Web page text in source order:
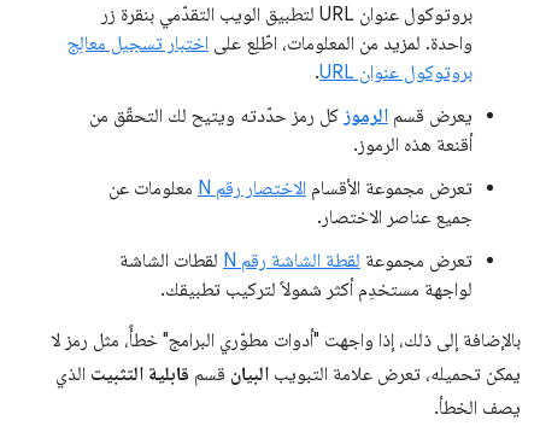
بروتوكول عنوان URL لتطبيق الويب التقدّمي بنقرة زر
واحدة. لمزيد من المعلومات، اطّلِع على اختبار تسجيل معالِج
بروتوكول عنوان URL
.
يعرض قسم الرموز كل رمز حدّدته ويتيح لك التحقّق من
أقنعة هذه الرموز.
تعرض مجموعة الأقسام الاختصار رقم N
معلومات عن
جميع عناصر الاختصار.
تعرض مجموعة لقطة الشاشة رقم N
لقطات الشاشة
لواجهة مستخدِم أكثر شمولاً لتركيب تطبيقك.
بالإضافة إلى ذلك، إذا واجهت "أدوات مطوّري البرامج" خطأً، مثل رمز لا
يمكن تحميله، تعرض علامة التبويب البيان قسم قابلية التثبيت الذي
يصف الخطأ.